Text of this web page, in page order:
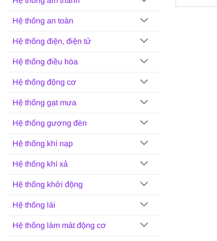
Hệ thống an toàn
Hệ thống điện, điện tử
Hệ thống điều hòa
Hệ thống động cơ
Hệ thống gạt mưa
Hệ thống gương đèn
Hệ thống khí nạp
Hệ thống khí xả
Hệ thống khởi động
Hệ thống lái
Hệ thống làm mát động cơ